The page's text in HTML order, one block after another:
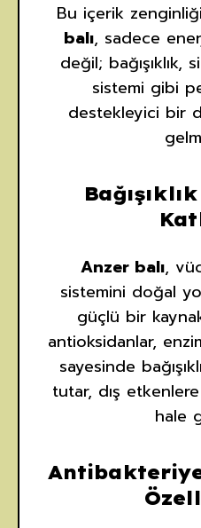
Bu içerik
balı, sadece
değil; bağışıklık,
sistemi gibi
destekleyici bir
Anzer balı,
sistemini doğal
güçlü bir
antioksidanlar,
sayesinde
tutar, dış
hale